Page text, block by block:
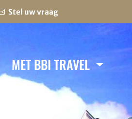
Stel uw vraag
MET BBI TRAVEL